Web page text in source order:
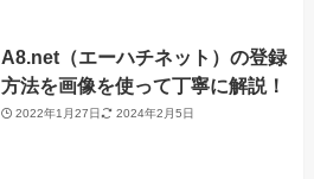
A8.net（エーハチネット）の登録
方法を画像を使って丁寧に解説！
2022年1月27日 2024年2月5日